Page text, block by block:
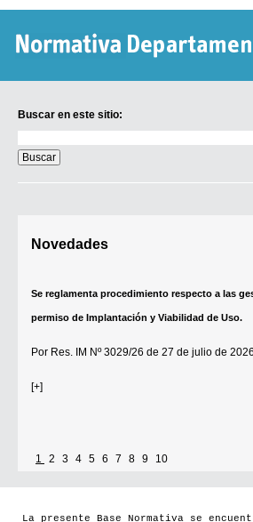
Buscar en este sitio:
en
este
sitio:
Novedades
Se reglamenta procedimiento respecto a las
permiso de Implantación y Viabilidad de Uso.
Por Res. IM Nº 3029/26 de 27 de julio de
[+]
1 2 3 4 5 6 7 8 9 10
La presente Base Normativa se